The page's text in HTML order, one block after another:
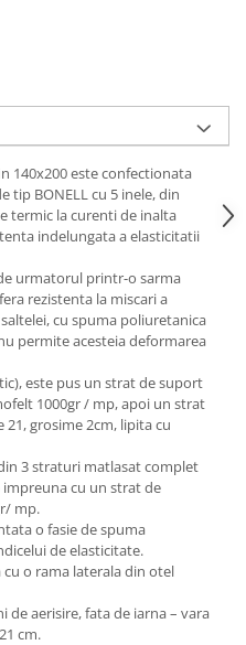
140x200 este confectionata
tip BONELL cu 5 inele, din
termic la curenti de inalta
indelungata a elasticitatii
urmatorul printr-o sarma
rezistenta la miscari a
cu spuma poliuretanica
permite acesteia deformarea
este pus un strat de suport
1000gr / mp, apoi un strat
grosime 2cm, lipita cu
3 straturi matlasat complet
impreuna cu un strat de
mp.
o fasie de spuma
de elasticitate.
o rama laterala din otel
de aerisire, fata de iarna – vara
cm.